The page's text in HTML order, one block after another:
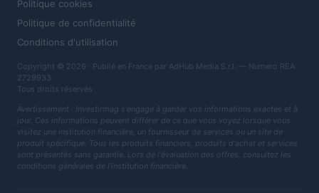
Politique cookies
Politique de confidentialité
Conditions d'utilisation
Copyright © 2026 · Publié en France par AdHub Media S.r.l. — Numero REA
2729933
Tous droits réservés
Avertissement : Investirmag s'engage à garder vos informations exactes et à
jour. Ces informations peuvent différer de ce que vous voyez lorsque vous
visitez une institution financière, un fournisseur de services ou un site de
produit spécifique. Tous les produits financiers, produits d'achat et services
sont présentés sans garantie. Lors de l'évaluation des offres, consultez les
conditions générales de l'institution financière.